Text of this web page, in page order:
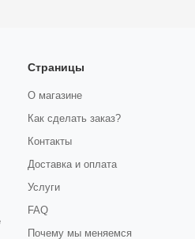
Страницы
О магазине
Как сделать заказ?
Контакты
Доставка и оплата
Услуги
FAQ
Почему мы меняемся